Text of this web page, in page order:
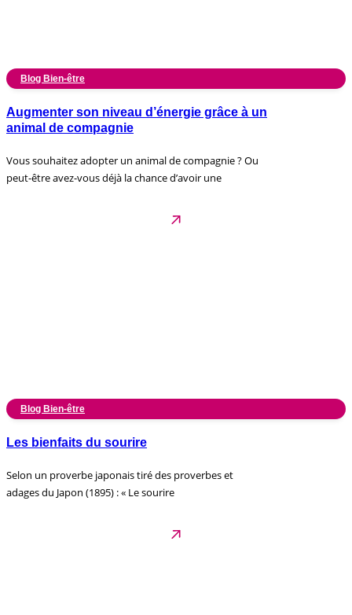
Blog Bien-être
Augmenter son niveau d’énergie grâce à un
animal de compagnie
Vous souhaitez adopter un animal de compagnie ? Ou
peut-être avez-vous déjà la chance d’avoir une
Blog Bien-être
Les bienfaits du sourire
Selon un proverbe japonais tiré des proverbes et
adages du Japon (1895) : « Le sourire